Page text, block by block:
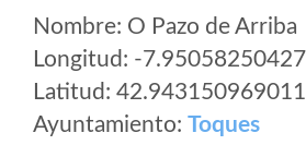
Nombre: O Pazo de Arriba
Longitud: -
Latitud:
Ayuntamiento: Toques